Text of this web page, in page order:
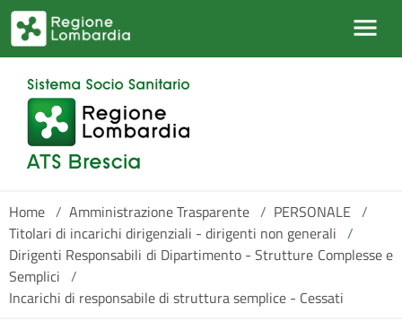
Salta al contenuto principale
Home / Amministrazione Trasparente / PERSONALE /
Titolari di incarichi dirigenziali - dirigenti non generali /
Dirigenti Responsabili di Dipartimento - Strutture Complesse e
Semplici /
Incarichi di responsabile di struttura semplice - Cessati